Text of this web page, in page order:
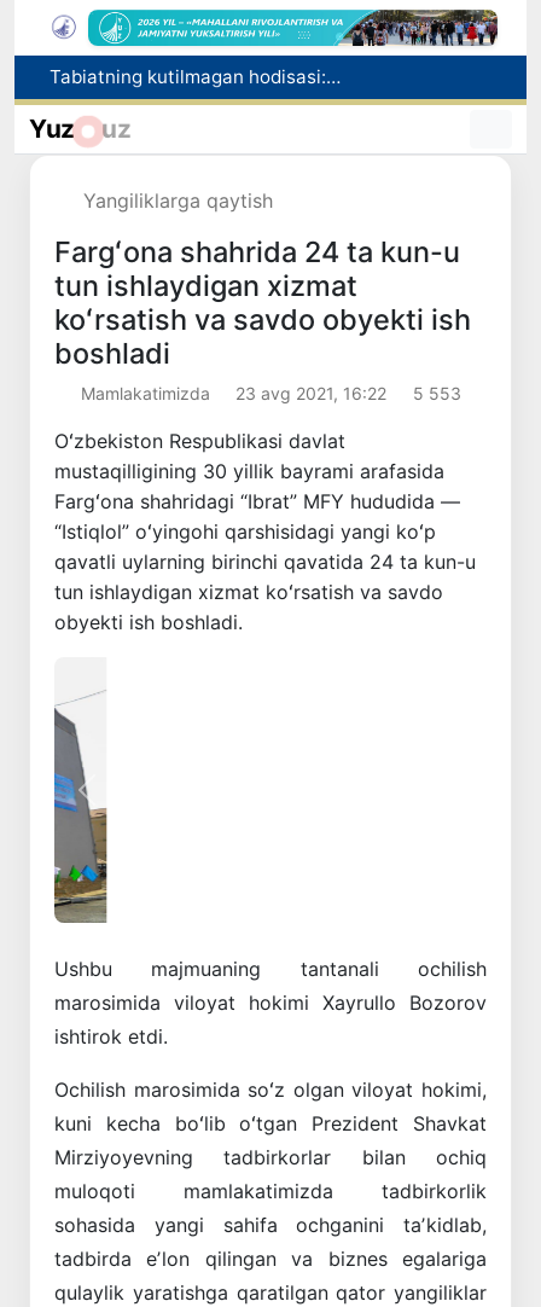
Olimlar Quyosh yuzasining eng aniq tasvirlarini e’lon qilishdi
Toshkentda PPX inspektori 13 yoshli bolani qutqarib qoldi
Yuz uz
Yangiliklarga qaytish
Fargʻona shahrida 24 ta kun-u
tun ishlaydigan xizmat
koʻrsatish va savdo obyekti ish
boshladi
Mamlakatimizda 23 avg 2021, 16:22 5 553
Oʻzbekiston Respublikasi davlat
mustaqilligining 30 yillik bayrami arafasida
Fargʻona shahridagi “Ibrat” MFY hududida —
“Istiqlol” oʻyingohi qarshisidagi yangi koʻp
qavatli uylarning birinchi qavatida 24 ta kun-u
tun ishlaydigan xizmat koʻrsatish va savdo
obyekti ish boshladi.
Oldingi
Ushbu majmuaning tantanali ochilish
marosimida viloyat hokimi Xayrullo Bozorov
ishtirok etdi.
Ochilish marosimida soʻz olgan viloyat hokimi,
kuni kecha boʻlib oʻtgan Prezident Shavkat
Mirziyoyevning tadbirkorlar bilan ochiq
muloqoti mamlakatimizda tadbirkorlik
sohasida yangi sahifa ochganini taʼkidlab,
tadbirda eʼlon qilingan va biznes egalariga
qulaylik yaratishga qaratilgan qator yangiliklar